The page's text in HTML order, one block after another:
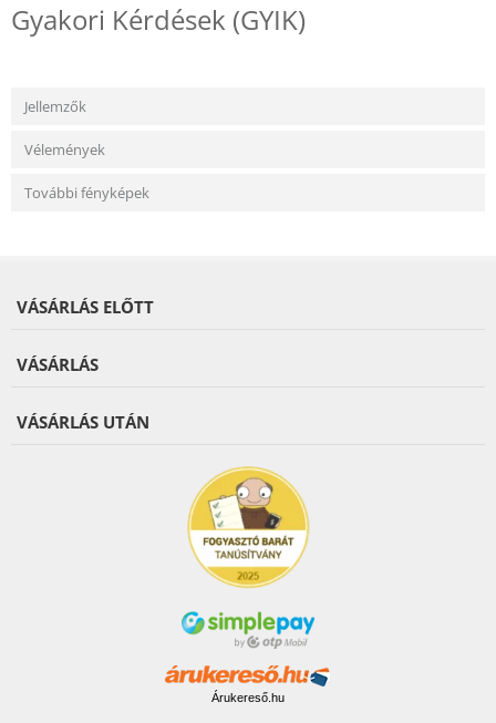
Gyakori Kérdések (GYIK)
Jellemzők
Vélemények
További fényképek
VÁSÁRLÁS ELŐTT
VÁSÁRLÁS
VÁSÁRLÁS UTÁN
Árukereső.hu